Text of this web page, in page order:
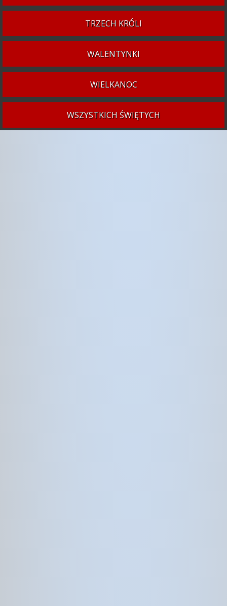
TRZECH KRÓLI
WALENTYNKI
WIELKANOC
WSZYSTKICH ŚWIĘTYCH